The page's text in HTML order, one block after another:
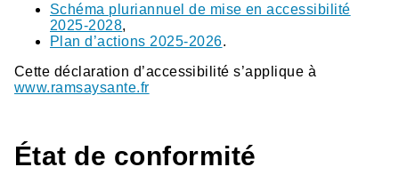
Schéma pluriannuel de mise en accessibilité
2025-2028,
Plan d’actions 2025-2026.
Cette déclaration d’accessibilité s’applique à
www.ramsaysante.fr
État de conformité